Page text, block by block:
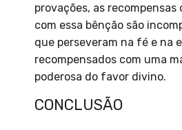
provações, as
com essa bênção são
que perseveram na fé e na
recompensados com uma
poderosa do favor divino.
CONCLUSÃO